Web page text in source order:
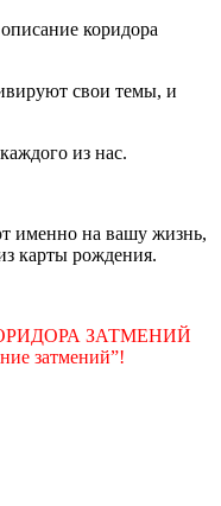
коридора
свои темы, и
из нас.
именно на вашу жизнь,
карты рождения.
КОРИДОРА ЗАТМЕНИЙ
затмений”!